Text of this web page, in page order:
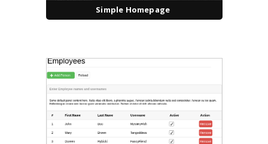
Simple Homepage